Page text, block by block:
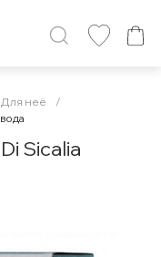
Для неё
/
Sicalia